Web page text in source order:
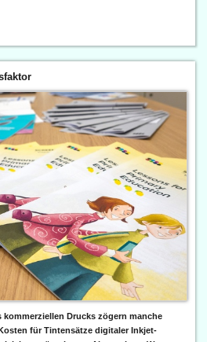
Drucks zögern manche
für Tintensätze digitaler Inkjet-